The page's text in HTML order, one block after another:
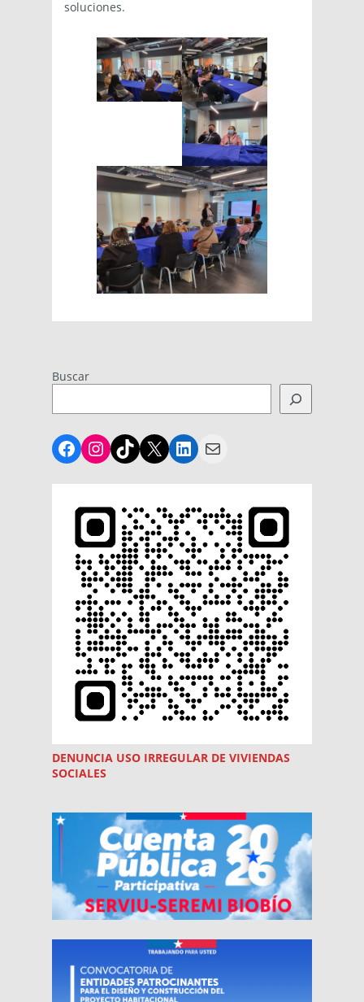
soluciones.
Buscar
Facebook
Instagram
TikTok
X LinkedIn
Mail
DENUNCIA USO IRREGULAR DE VIVIENDAS
SOCIALES